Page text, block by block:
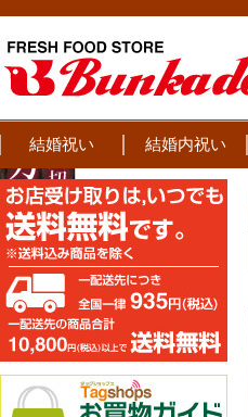
結婚祝い 結婚内祝い